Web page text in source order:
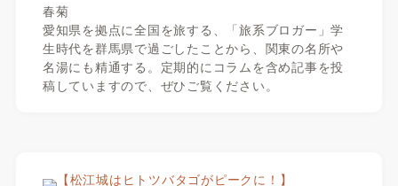
春菊
愛知県を拠点に全国を旅する、「旅系ブロガー」学
生時代を群馬県で過ごしたことから、関東の名所や
名湯にも精通する。定期的にコラムを含め記事を投
稿していますので、ぜひご覧ください。